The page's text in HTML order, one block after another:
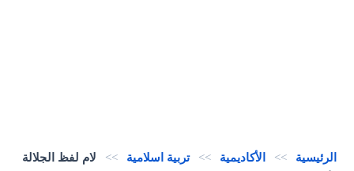
الرئيسية >> الأكاديمية >> تربية اسلامية >>
لام لفظ الجلالة